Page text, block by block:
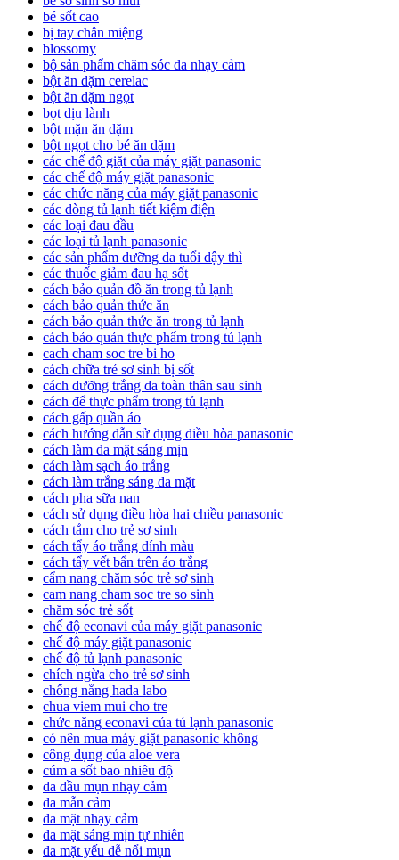
bé sốt cao
bị tay chân miệng
blossomy
bộ sản phẩm chăm sóc da nhạy cảm
bột ăn dặm cerelac
bột ăn dặm ngọt
bọt dịu lành
bột mặn ăn dặm
bột ngọt cho bé ăn dặm
các chế độ giặt của máy giặt panasonic
các chế độ máy giặt panasonic
các chức năng của máy giặt panasonic
các dòng tủ lạnh tiết kiệm điện
các loại đau đầu
các loại tủ lạnh panasonic
các sản phẩm dưỡng da tuổi dậy thì
các thuốc giảm đau hạ sốt
cách bảo quản đồ ăn trong tủ lạnh
cách bảo quản thức ăn
cách bảo quản thức ăn trong tủ lạnh
cách bảo quản thực phẩm trong tủ lạnh
cach cham soc tre bi ho
cách chữa trẻ sơ sinh bị sốt
cách dưỡng trắng da toàn thân sau sinh
cách để thực phẩm trong tủ lạnh
cách gấp quần áo
cách hướng dẫn sử dụng điều hòa panasonic
cách làm da mặt sáng mịn
cách làm sạch áo trắng
cách làm trắng sáng da mặt
cách pha sữa nan
cách sử dụng điều hòa hai chiều panasonic
cách tắm cho trẻ sơ sinh
cách tẩy áo trắng dính màu
cách tẩy vết bẩn trên áo trắng
cẩm nang chăm sóc trẻ sơ sinh
cam nang cham soc tre so sinh
chăm sóc trẻ sốt
chế độ econavi của máy giặt panasonic
chế độ máy giặt panasonic
chế độ tủ lạnh panasonic
chích ngừa cho trẻ sơ sinh
chống nắng hada labo
chua viem mui cho tre
chức năng econavi của tủ lạnh panasonic
có nên mua máy giặt panasonic không
công dụng của aloe vera
cúm a sốt bao nhiêu độ
da dầu mụn nhạy cảm
da mẫn cảm
da mặt nhạy cảm
da mặt sáng mịn tự nhiên
da mặt yếu dễ nổi mụn